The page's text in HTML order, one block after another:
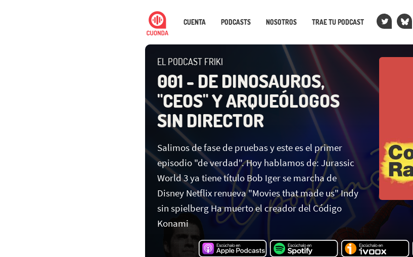
CUENTA PODCASTS NOSOTROS TRAE TU PODCAST
EL PODCAST FRIKI
001 - DE DINOSAUROS,
"CEOS" Y ARQUEÓLOGOS
SIN DIRECTOR
Salimos de fase de pruebas y este es el primer
episodio "de verdad". Hoy hablamos de: Jurassic
World 3 ya tiene título Bob Iger se marcha de
Disney Netflix renueva "Movies that made us" Indy
sin spielberg Ha muerto el creador del Código
Konami